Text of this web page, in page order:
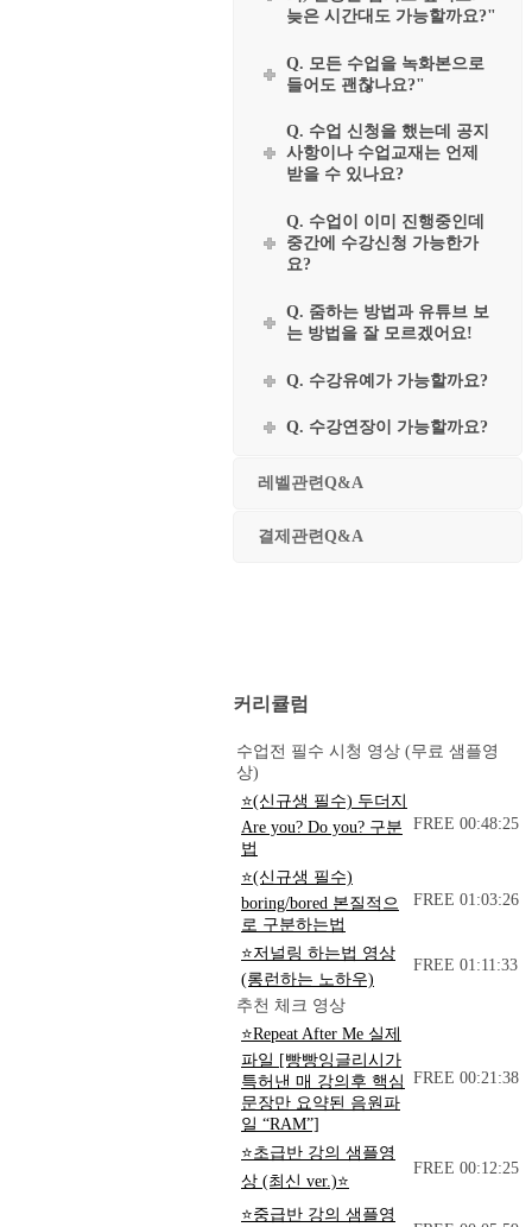
늦은 시간대도 가능할까요?"
Q. 모든 수업을 녹화본으로
들어도 괜찮나요?"
Q. 수업 신청을 했는데 공지
사항이나 수업교재는 언제
받을 수 있나요?
Q. 수업이 이미 진행중인데
중간에 수강신청 가능한가
요?
Q. 줌하는 방법과 유튜브 보
는 방법을 잘 모르겠어요!
Q. 수강유예가 가능할까요?
Q. 수강연장이 가능할까요?
레벨관련Q&A
결제관련Q&A
커리큘럼
수업전 필수 시청 영상 (무료 샘플영
상)
⭐(신규생 필수) 두더지
Are you? Do you? 구분
법
FREE 00:48:25
⭐(신규생 필수)
boring/bored 본질적으
로 구분하는법
FREE 01:03:26
⭐저널링 하는법 영상
(롱런하는 노하우)
FREE 01:11:33
추천 체크 영상
⭐Repeat After Me 실제
파일 [빵빵잉글리시가
특허낸 매 강의후 핵심
문장만 요약된 음원파
일 “RAM”]
FREE 00:21:38
⭐초급반 강의 샘플영
상 (최신 ver.)⭐
FREE 00:12:25
⭐중급반 강의 샘플영